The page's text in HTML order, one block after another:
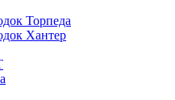
Торпеда
Хантер